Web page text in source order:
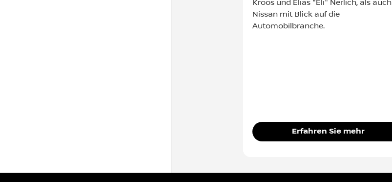
Kroos und Elias "Eli" Nerlich, als auch
Nissan mit Blick auf die
Automobilbranche.
Erfahren Sie mehr